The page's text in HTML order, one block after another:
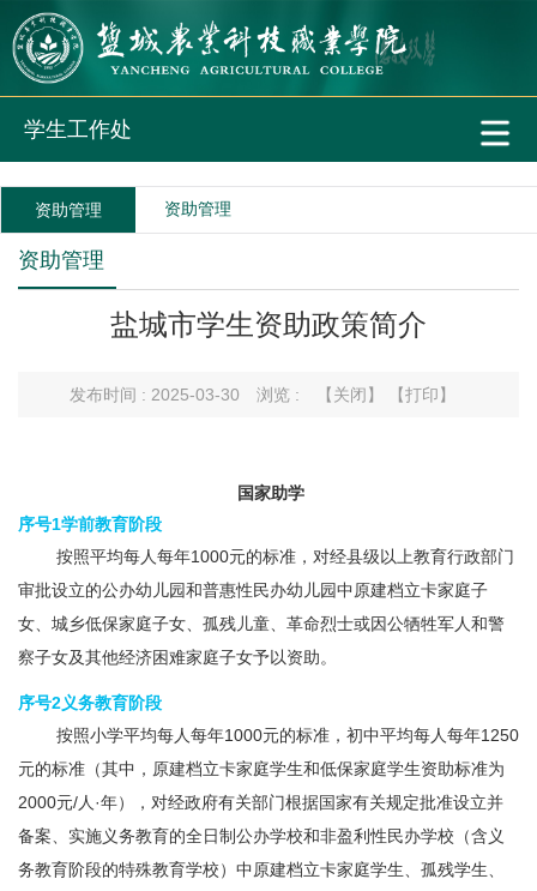
学生工作处
资助管理 资助管理
资助管理
盐城市学生资助政策简介
发布时间 : 2025-03-30 浏览 : 【关闭】 【打印】
国家助学
序号1学前教育阶段
按照平均每人每年1000元的标准，对经县级以上教育行政部门
审批设立的公办幼儿园和普惠性民办幼儿园中原建档立卡家庭子
女、城乡低保家庭子女、孤残儿童、革命烈士或因公牺牲军人和警
察子女及其他经济困难家庭子女予以资助。
序号2义务教育阶段
按照小学平均每人每年1000元的标准，初中平均每人每年1250
元的标准（其中，原建档立卡家庭学生和低保家庭学生资助标准为
2000元/人·年），对经政府有关部门根据国家有关规定批准设立并
备案、实施义务教育的全日制公办学校和非盈利性民办学校（含义
务教育阶段的特殊教育学校）中原建档立卡家庭学生、孤残学生、